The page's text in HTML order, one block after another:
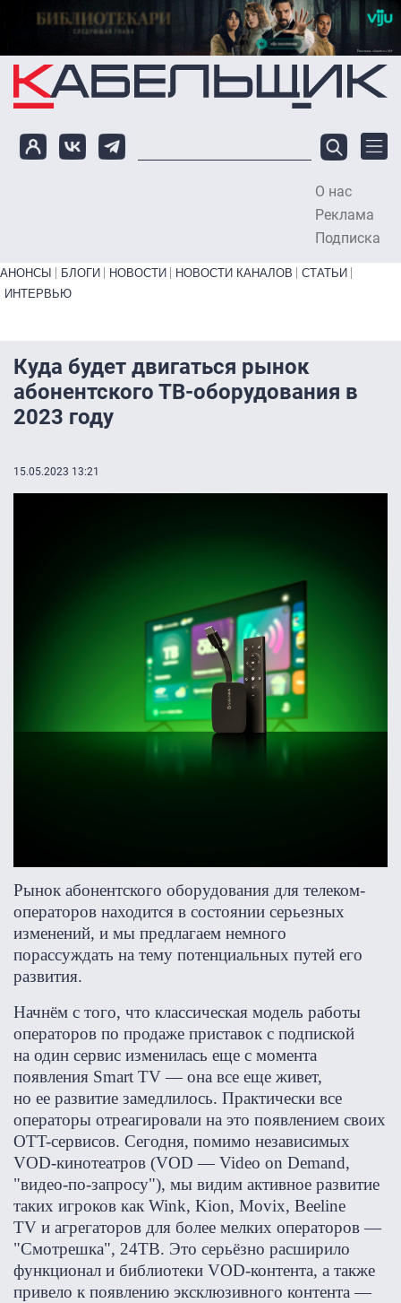
Перейти к основному содержанию
О нас
Реклама
Подписка
Primary links bottom
АНОНСЫ БЛОГИ НОВОСТИ НОВОСТИ КАНАЛОВ
СТАТЬИ
ИНТЕРВЬЮ
Куда будет двигаться рынок
абонентского ТВ-оборудования в
2023 году
15.05.2023 13:21
Рынок абонентского оборудования для телеком-
операторов находится в состоянии серьезных
изменений, и мы предлагаем немного
порассуждать на тему потенциальных путей его
развития.
Начнём с того, что классическая модель работы
операторов по продаже приставок с подпиской
на один сервис изменилась еще с момента
появления Smart TV — она все еще живет,
но ее развитие замедлилось. Практически все
операторы отреагировали на это появлением своих
OTT-сервисов. Сегодня, помимо независимых
VOD-кинотеатров (VOD — Video on Demand,
"видео-по-запросу"), мы видим активное развитие
таких игроков как Wink, Kion, Movix, Beeline
TV и агрегаторов для более мелких операторов —
"Смотрешка", 24ТВ. Это серьёзно расширило
функционал и библиотеки VOD-контента, а также
привело к появлению эксклюзивного контента —